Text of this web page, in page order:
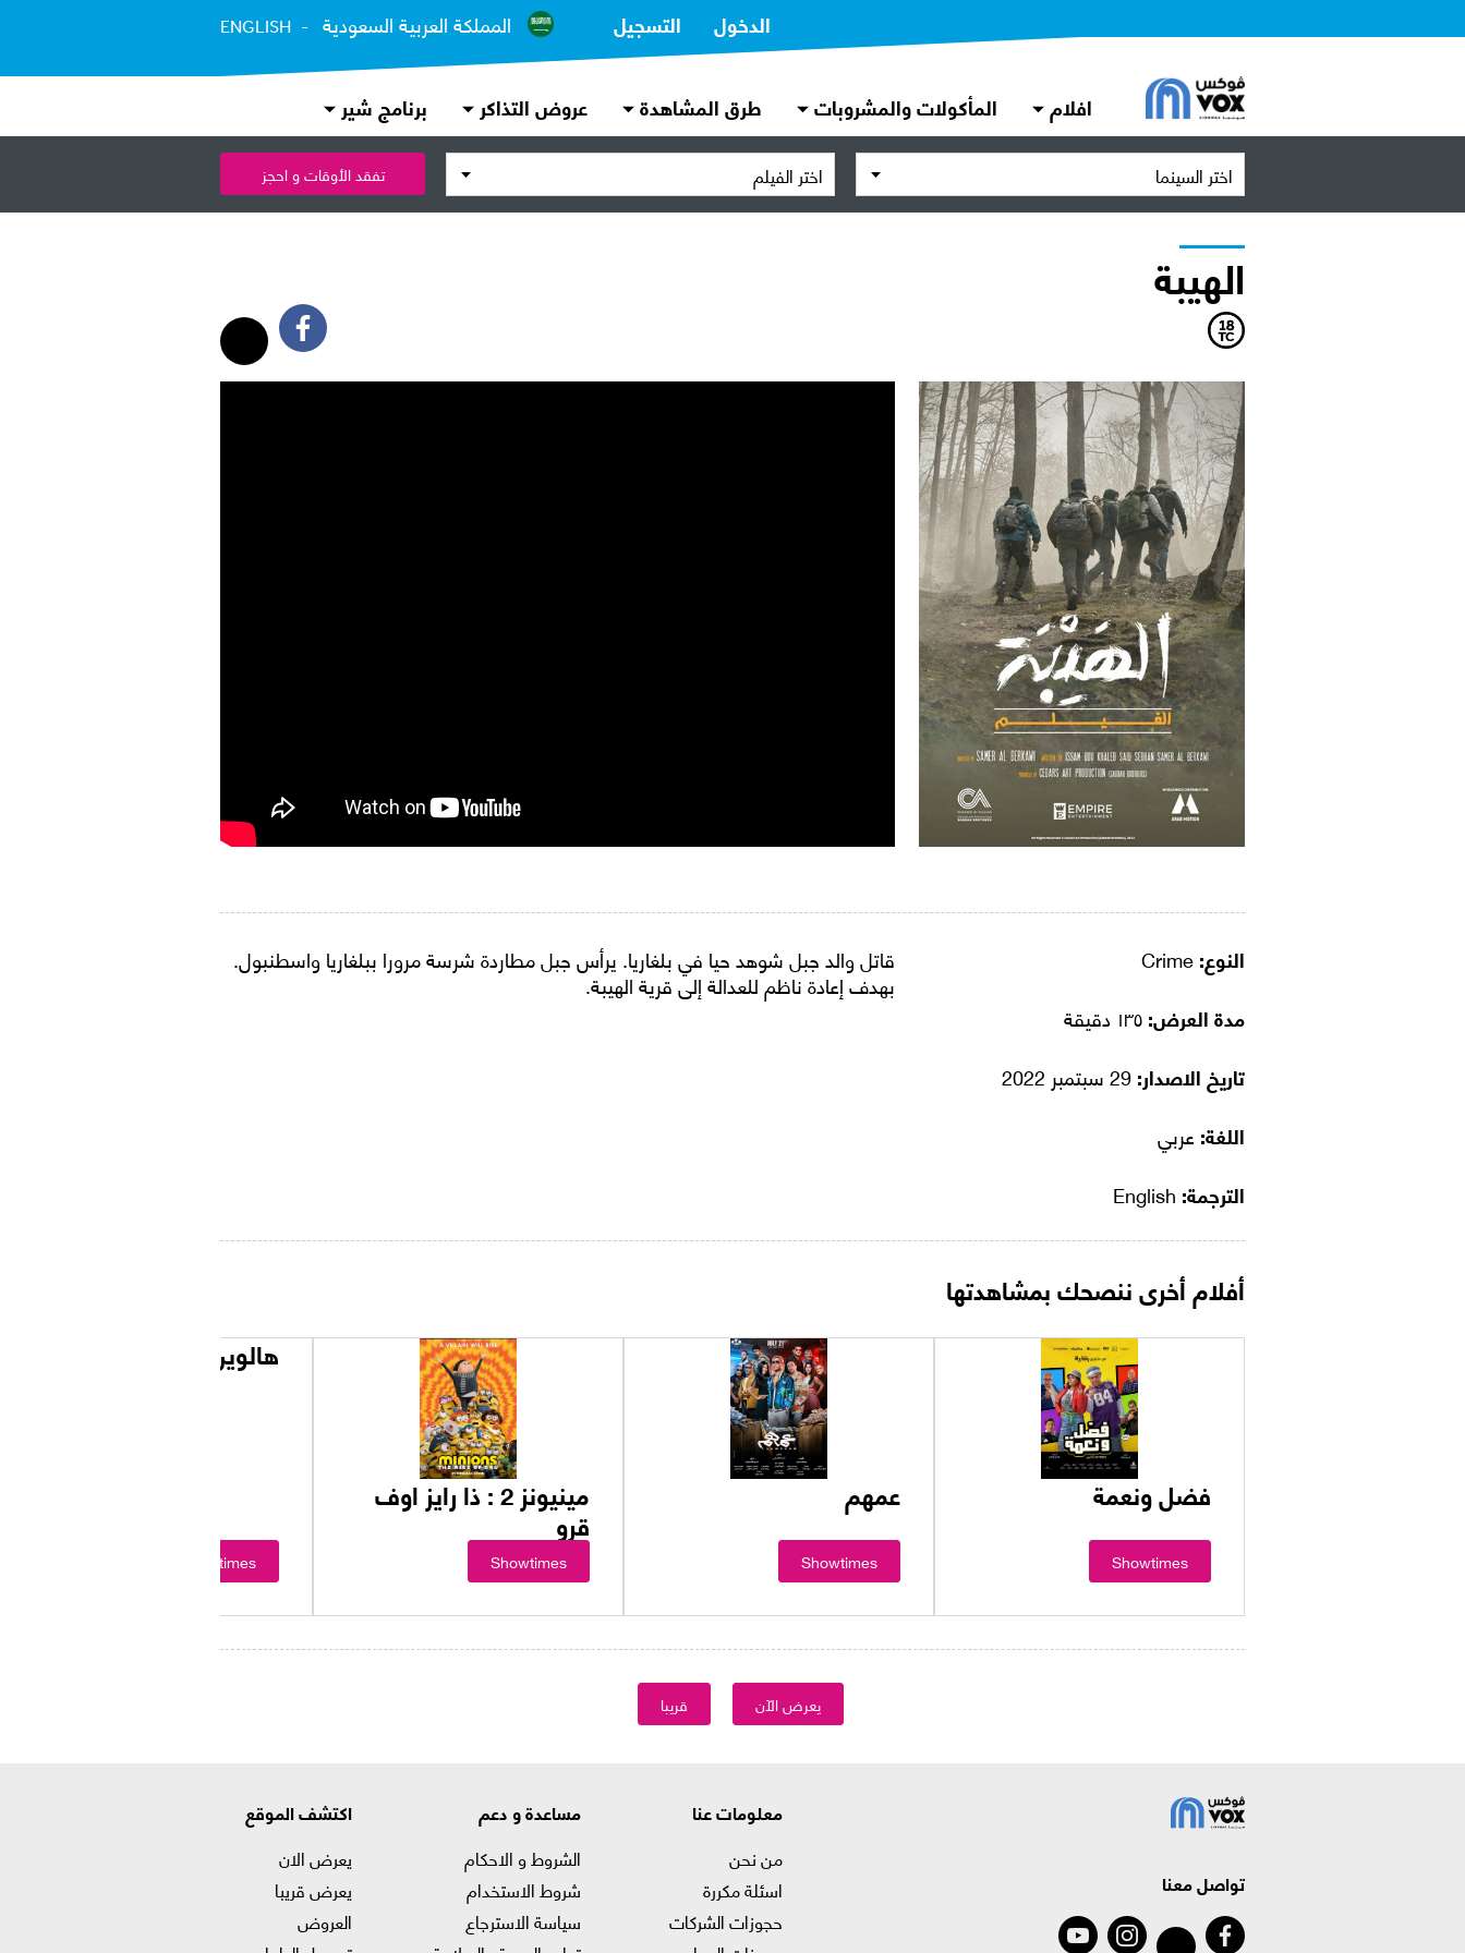
الدخول التسجيل المملكة العربية السعودية ENGLISH
افلام المأكولات والمشروبات طرق المشاهدة عروض التذاكر برنامج شير
اختر السينما اختر الفيلم تفقد الأوقات و احجز
الهيبة
النوع:
مدة العرض:
تاريخ الاصدار:
اللغة: عربي
الترجمة:
قاتل والد جبل شوهد حيا في بلغاريا. يرأس جبل مطاردة شرسة مرورا ببلغاريا واسطنبول.
بهدف إعادة ناظم للعدالة إلى قرية الهيبة.
أفلام أخرى ننصحك بمشاهدتها
فضل ونعمة
Showtimes
عمهم
Showtimes
مينيونز 2 : ذا رايز اوف
قرو
Showtimes
هالوين إندز
Showtimes
يعرض الآن قريبا
تواصل معنا
معلومات عنا
من نحن
اسئلة مكررة
حجوزات الشركات
مساعدة و دعم
الشروط و الاحكام
شروط الاستخدام
سياسة الاسترجاع
اكتشف الموقع
يعرض الان
يعرض قريبا
العروض